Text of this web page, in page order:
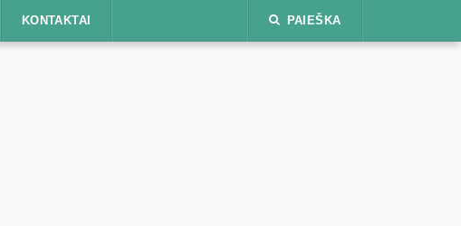
KONTAKTAI PAIEŠKA